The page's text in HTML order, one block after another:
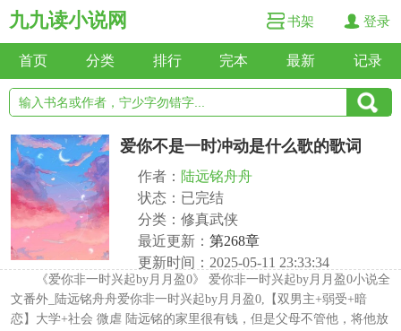
九九读小说网 书架 登录
首页 分类 排行 完本 最新 记录
爱你不是一时冲动是什么歌的歌词
作者： 陆远铭舟舟
状态：已完结
分类：修真武侠
最近更新： 第268章
更新时间：2025-05-11 23:33:34
《爱你非一时兴起by月月盈0》 爱你非一时兴起by月月盈0小说全
文番外_陆远铭舟舟爱你非一时兴起by月月盈0,【双男主+弱受+暗
恋】大学+社会 微虐 陆远铭的家里很有钱，但是父母不管他，将他放